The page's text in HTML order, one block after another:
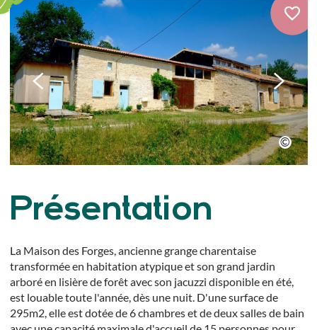
Présentation
La Maison des Forges, ancienne grange charentaise
transformée en habitation atypique et son grand jardin
arboré en lisière de forêt avec son jacuzzi disponible en été,
est louable toute l'année, dès une nuit. D'une surface de
295m2, elle est dotée de 6 chambres et de deux salles de bain